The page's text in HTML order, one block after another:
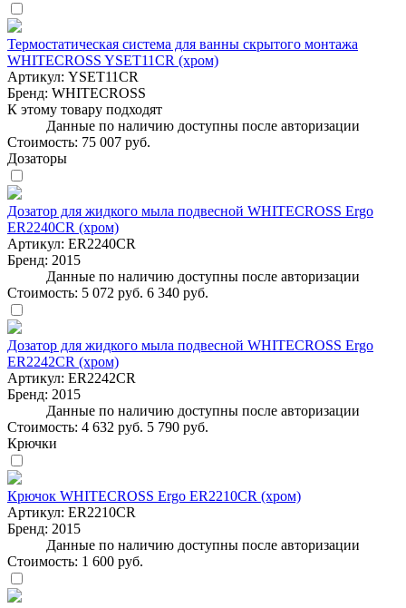
Термостатическая система для ванны скрытого монтажа
WHITECROSS YSET11CR (хром)
Артикул: YSET11CR
Бренд: WHITECROSS
К этому товару подходят
Данные по наличию доступны после авторизации
Стоимость: 75 007 руб.
Дозаторы
Дозатор для жидкого мыла подвесной WHITECROSS Ergo
ER2240CR (хром)
Артикул: ER2240CR
Бренд: 2015
Данные по наличию доступны после авторизации
Стоимость: 5 072 руб. 6 340 руб.
Дозатор для жидкого мыла подвесной WHITECROSS Ergo
ER2242CR (хром)
Артикул: ER2242CR
Бренд: 2015
Данные по наличию доступны после авторизации
Стоимость: 4 632 руб. 5 790 руб.
Крючки
Крючок WHITECROSS Ergo ER2210CR (хром)
Артикул: ER2210CR
Бренд: 2015
Данные по наличию доступны после авторизации
Стоимость: 1 600 руб.